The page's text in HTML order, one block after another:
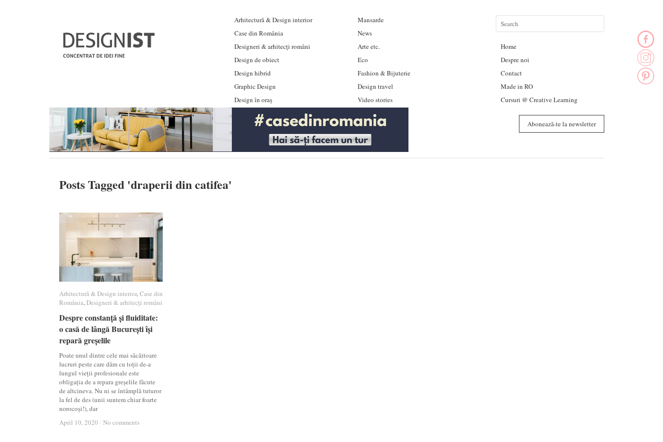
Arhitectură & Design interior
Case din România
Designeri & arhitecți români
Design de obiect
Design hibrid
Graphic Design
Design în oraș
Mansarde
News
Arte etc.
Eco
Fashion & Bijuterie
Design travel
Video stories
Home
Despre noi
Contact
Made in RO
Cursuri @ Creative Learning
Abonează-te la newsletter
Posts Tagged 'draperii din catifea'
Arhitectură & Design interior,Case din
România,Designeri & arhitecți români
Despre constanță și fluiditate:
o casă de lângă București își
repară greșelile
Poate unul dintre cele mai sâcâitoare
lucruri peste care dăm cu toții de-a
lungul vieții profesionale este
obligația de a repara greșelile făcute
de altcineva. Nu ni se întâmplă tuturor
la fel de des (unii suntem chiar foarte
norocoși!), dar
April 10, 2020 / No comments
Arhitectură & Design interior Case din
România Designeri & arhitecți români
Despre constanță și fluiditate:
o casă de lângă București își
repară greșelile
April 10, 2020 / No comments